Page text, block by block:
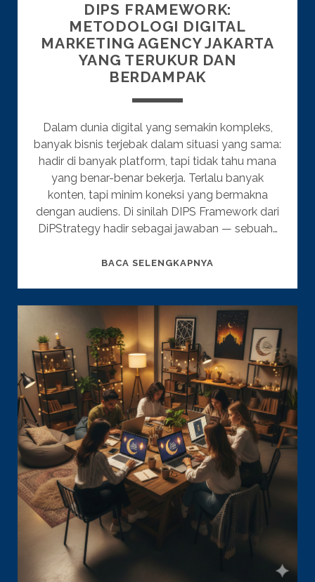
DIPS FRAMEWORK:
METODOLOGI DIGITAL
MARKETING AGENCY JAKARTA
YANG TERUKUR DAN
BERDAMPAK
Dalam dunia digital yang semakin kompleks,
banyak bisnis terjebak dalam situasi yang sama:
hadir di banyak platform, tapi tidak tahu mana
yang benar-benar bekerja. Terlalu banyak
konten, tapi minim koneksi yang bermakna
dengan audiens. Di sinilah DIPS Framework dari
DiPStrategy hadir sebagai jawaban — sebuah…
BACA SELENGKAPNYA
DIGITAL
MARKETING
AGENCY
JAKARTA
YANG
TERUKUR
DAN
BERDAMPAK